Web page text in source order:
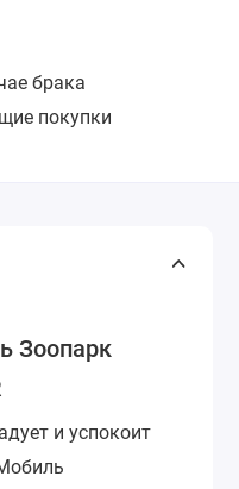
брака
покупки
Зоопарк
и успокоит